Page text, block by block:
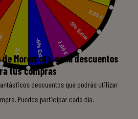
Moremoto, gana descuentos
tus compras
descuentos que podrás utilizar
Puedes participar cada día.